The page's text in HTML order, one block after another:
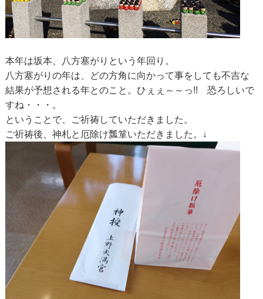
本年は坂本、八方塞がりという年回り。
八方塞がりの年は、どの方角に向かって事をしても不吉な
結果が予想される年とのこと。ひぇぇ～～っ!! 恐ろしいで
すね・・・。
ということで、ご祈祷していただきました。
ご祈祷後、神札と厄除け瓢箪いただきました。↓